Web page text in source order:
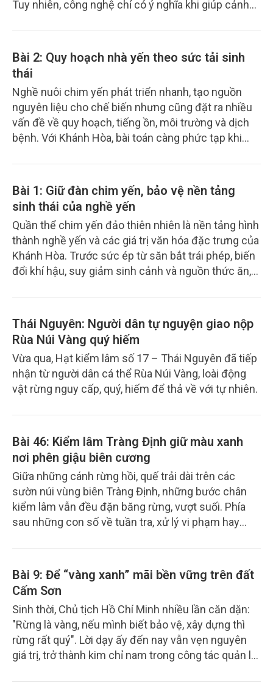
Tuy nhiên, công nghệ chỉ có ý nghĩa khi giúp cảnh
được thông tin từ nơi khai thác đến khâu truy xuất
nguồn gốc.
Bài 2: Quy hoạch nhà yến theo sức tải sinh
thái
Nghề nuôi chim yến phát triển nhanh, tạo nguồn
nguyên liệu cho chế biến nhưng cũng đặt ra nhiều
vấn đề về quy hoạch, tiếng ồn, môi trường và dịch
bệnh. Với Khánh Hòa, bài toán càng phức tạp khi
hoạt động với quần thể yến đảo thiên nhiên.
Bài 1: Giữ đàn chim yến, bảo vệ nền tảng
sinh thái của nghề yến
Quần thể chim yến đảo thiên nhiên là nền tảng hình
thành nghề yến và các giá trị văn hóa đặc trưng của
Khánh Hòa. Trước sức ép từ săn bắt trái phép, biến
đổi khí hậu, suy giảm sinh cảnh và nguồn thức ăn,
trong quản lý nguồn tài nguyên yến sào.
Thái Nguyên: Người dân tự nguyện giao nộp
Rùa Núi Vàng quý hiếm
Vừa qua, Hạt kiểm lâm số 17 – Thái Nguyên đã tiếp
nhận từ người dân cá thể Rùa Núi Vàng, loài động
vật rừng nguy cấp, quý, hiếm để thả về với tự nhiên.
Bài 46: Kiểm lâm Tràng Định giữ màu xanh
nơi phên giậu biên cương
Giữa những cánh rừng hồi, quế trải dài trên các
sườn núi vùng biên Tràng Định, những bước chân
kiểm lâm vẫn đều đặn băng rừng, vượt suối. Phía
sau những con số về tuần tra, xử lý vi phạm hay
khoảnh rừng tự nhiên còn sót lại trước áp lực sinh
kế và lợi nhuận từ đất lâm nghiệp. Sáu tháng đầu
năm 2026, khi nhiều vụ phá rừng bị phát hiện và xử
lý, lực lượng kiểm lâm nơi đây càng phải căng mình
để bảo vệ màu xanh cho vùng đất biên cương của
tỉnh Lạng Sơn.
Bài 9: Để “vàng xanh” mãi bền vững trên đất
Cấm Sơn
Sinh thời, Chủ tịch Hồ Chí Minh nhiều lần căn dặn:
"Rừng là vàng, nếu mình biết bảo vệ, xây dựng thì
rừng rất quý". Lời dạy ấy đến nay vẫn vẹn nguyên
giá trị, trở thành kim chỉ nam trong công tác quản lý,
phòng hộ Cấm Sơn (tỉnh Bắc Ninh), tư tưởng ấy